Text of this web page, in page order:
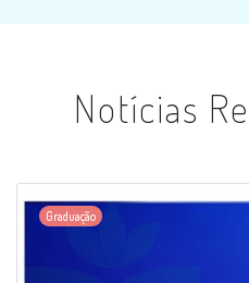
Notícias
Graduação